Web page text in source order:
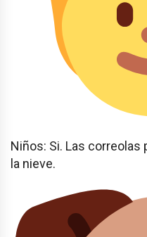
Niños: Si. Las
la nieve.